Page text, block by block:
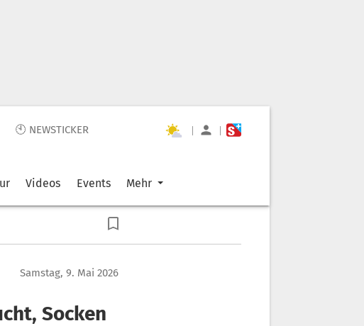
🕙 NEWSTICKER | |
Videos Events Mehr
Samstag, 9. Mai 2026
Socken